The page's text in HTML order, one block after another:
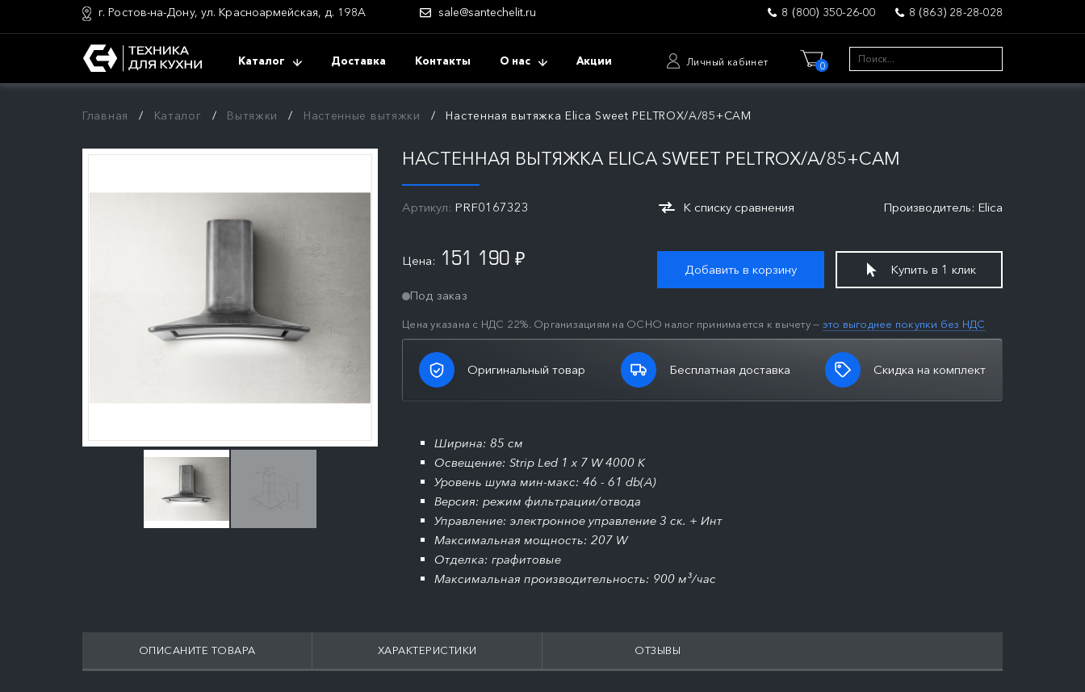
г. Ростов-на-Дону, ул. Красноармейская, д. 198А sale@santechelit.ru 8 (800) 350-26-00 8 (863) 28-28-028
Каталог Доставка Контакты О нас Акции Личный кабинет 0
Главная Каталог Вытяжки Настенные вытяжки Настенная вытяжка Elica Sweet PELTROX/A/85+CAM
НАСТЕННАЯ ВЫТЯЖКА ELICA SWEET PELTROX/A/85+CAM
Артикул: PRF0167323 К списку сравнения Производитель: Elica
Цена: 151 190 ₽
Под заказ
Цена указана с НДС 22%. Организациям на ОСНО налог принимается к вычету — это выгоднее покупки без НДС
Добавить в корзину Купить в 1 клик
Оригинальный товар Бесплатная доставка Скидка на комплект
Ширина: 85 см
Освещение: Strip Led 1 x 7 W 4000 K
Уровень шума мин-макс: 46 - 61 db(A)
Версия: режим фильтрации/отвода
Управление: электронное управление 3 ск. + Инт
Максимальная мощность: 207 W
Отделка: графитовые
Максимальная производительность: 900 м³/час
ОПИСАНИТЕ ТОВАРА ХАРАКТЕРИСТИКИ ОТЗЫВЫ